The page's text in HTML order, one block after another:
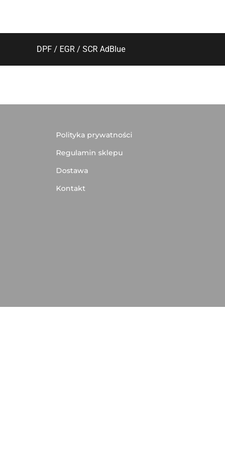
DPF / EGR / SCR AdBlue
Polityka prywatności
Regulamin sklepu
Dostawa
Kontakt